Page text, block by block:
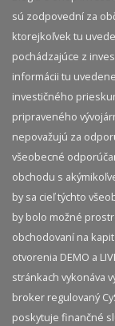
sú zodpovední za
ktorejkoľvek tu
pochádzajúce z
informácii tu
investičného
pripraveného
nepovažujú za
všeobecné
obchodu s
by sa cieľ týchto
by bolo možné
obchodovaní na
otvorenia DEMO a
stránkach vykonáva
broker regulovaný
poskytuje finančné